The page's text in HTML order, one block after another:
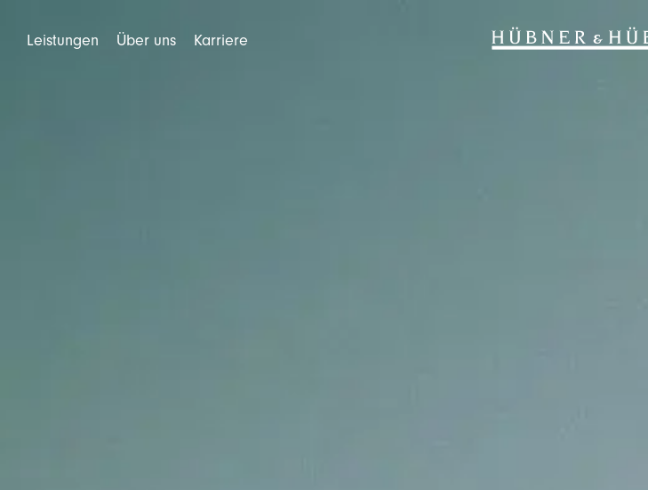
Leistungen Über uns Karriere